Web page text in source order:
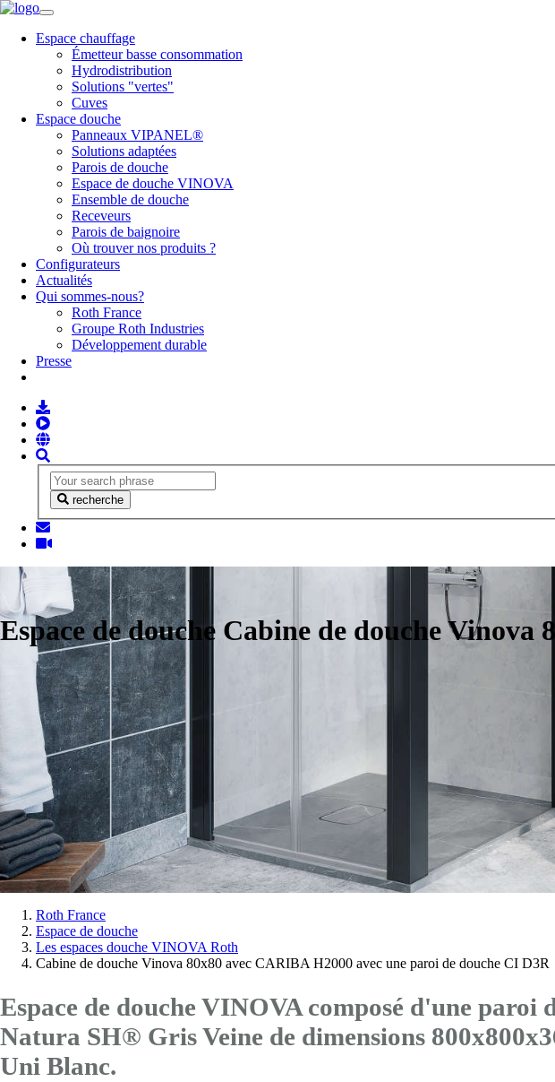
Espace chauffage
Émetteur basse consommation
Hydrodistribution
Solutions "vertes"
Cuves
Espace douche
Panneaux VIPANEL®
Solutions adaptées
Parois de douche
Espace de douche VINOVA
Ensemble de douche
Receveurs
Parois de baignoire
Où trouver nos produits ?
Configurateurs
Actualités
Qui sommes-nous?
Roth France
Groupe Roth Industries
Développement durable
Presse
recherche
Espace de douche Cabine de douche Vinova
Vous
êtes
Roth France
Espace de douche
Les espaces douche VINOVA Roth
Cabine de douche Vinova 80x80 avec CARIBA H2000 avec une paroi de douche CI D3R
Espace de douche VINOVA composé d'une paroi
Natura SH® Gris Veine de dimensions
Uni Blanc.